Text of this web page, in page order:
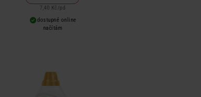
7,40 Kč /pd
dostupné online
načítám